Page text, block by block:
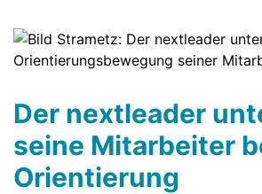
Der nextleader
seine Mitarbeiter
Orientierung